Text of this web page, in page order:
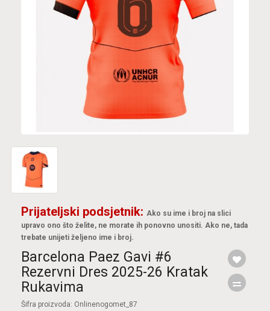
Prijateljski podsjetnik: Ako su ime i broj na slici
upravo ono što želite, ne morate ih ponovno unositi. Ako ne, tada
trebate unijeti željeno ime i broj.
Barcelona Paez Gavi #6
Rezervni Dres 2025-26 Kratak
Rukavima
Šifra proizvoda: Onlinenogomet_87